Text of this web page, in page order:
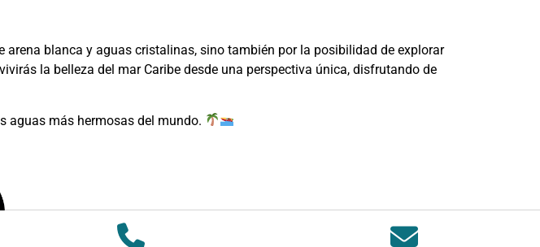
blanca y aguas cristalinas, sino también por la posibilidad de explorar
la belleza del mar Caribe desde una perspectiva única, disfrutando de
aguas más hermosas del mundo.